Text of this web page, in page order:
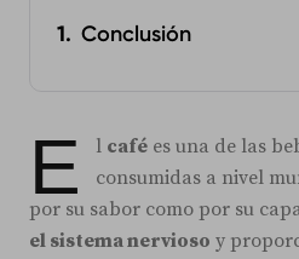
Conclusión
E l café es una de las
consumidas a nivel
por su sabor como por su
el sistema nervioso y